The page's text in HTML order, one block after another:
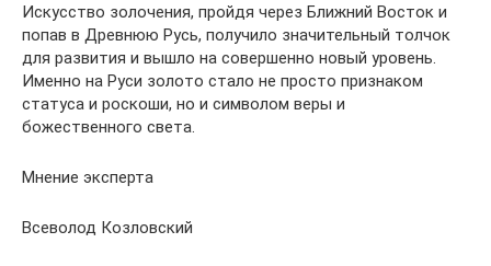
Искусство золочения, пройдя через Ближний Восток и
попав в Древнюю Русь, получило значительный толчок
для развития и вышло на совершенно новый уровень.
Именно на Руси золото стало не просто признаком
статуса и роскоши, но и символом веры и
божественного света.
Мнение эксперта
Всеволод Козловский